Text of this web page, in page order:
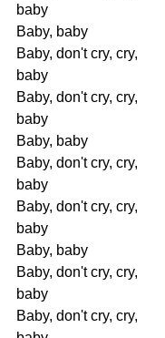
baby
Baby, baby
Baby, don't cry, cry,
baby
Baby, don't cry, cry,
baby
Baby, baby
Baby, don't cry, cry,
baby
Baby, don't cry, cry,
baby
Baby, baby
Baby, don't cry, cry,
baby
Baby, don't cry, cry,